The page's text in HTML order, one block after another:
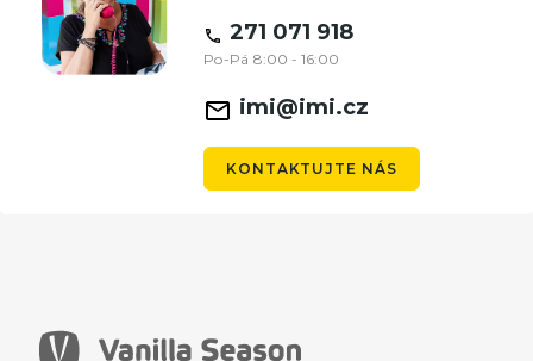
271 071 918
Po-Pá 8:00 - 16:00
imi@imi.cz
KONTAKTUJTE NÁS